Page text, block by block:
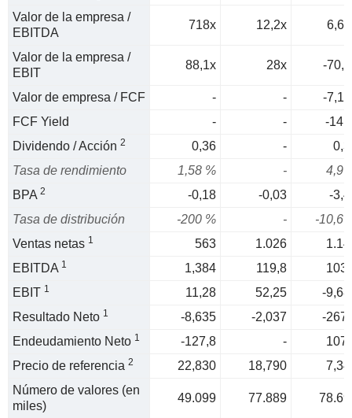
Valor de la empresa /
EBITDA
718x 12,2x
Valor de la empresa /
EBIT
88,1x 28x -
Valor de empresa / FCF - -
-
FCF Yield
- -
-14
Dividendo / Acción 2 0,36 -
Tasa de rendimiento
1,58 % -
4,9
BPA 2 -0,18 -0,03
-
Tasa de distribución
-200 % -
-10,6
Ventas netas 1 563 1.026
EBITDA 1 1,384 119,8
EBIT 1 11,28 52,25
-
Resultado Neto 1 -8,635 -2,037
-
Endeudamiento Neto 1 -127,8 -
Precio de referencia 2 22,830 18,790
Número de valores (en
miles)
49.099 77.889